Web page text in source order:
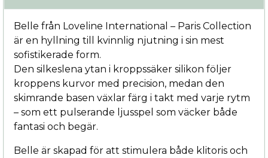
Belle från Loveline International – Paris Collection
är en hyllning till kvinnlig njutning i sin mest
sofistikerade form.
Den silkeslena ytan i kroppssäker silikon följer
kroppens kurvor med precision, medan den
skimrande basen växlar färg i takt med varje rytm
– som ett pulserande ljusspel som väcker både
fantasi och begär.
Belle är skapad för att stimulera både klitoris och